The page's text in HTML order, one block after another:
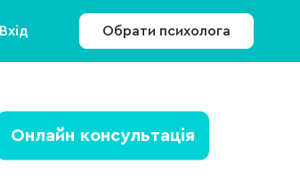
Вхід Обрати психолога
Онлайн консультація